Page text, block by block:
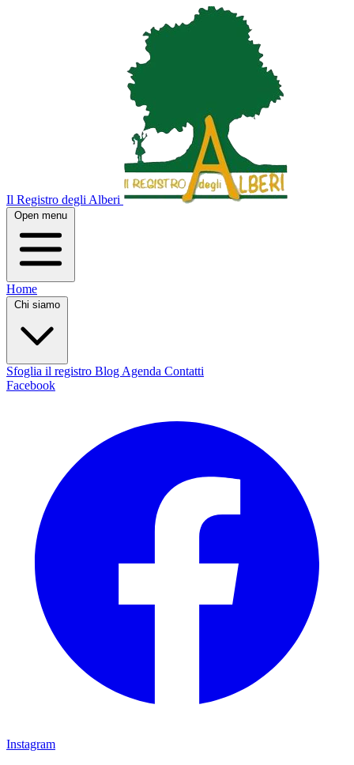
Il Registro degli Alberi
Open menu
Home
Chi siamo
Sfoglia il registro Blog Agenda Contatti
Facebook
Instagram